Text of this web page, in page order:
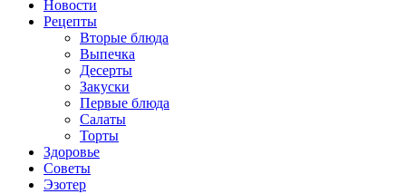
Новости
Рецепты
Вторые блюда
Выпечка
Десерты
Закуски
Первые блюда
Салаты
Торты
Здоровье
Советы
Эзотер